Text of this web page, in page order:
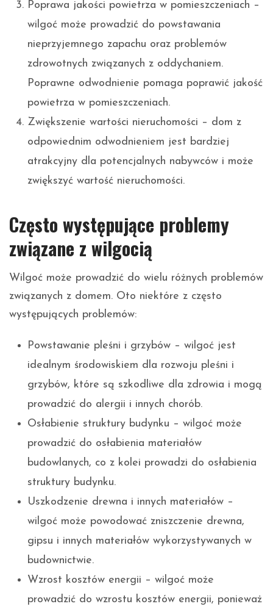
Poprawa jakości powietrza w pomieszczeniach –
wilgoć może prowadzić do powstawania
nieprzyjemnego zapachu oraz problemów
zdrowotnych związanych z oddychaniem.
Poprawne odwodnienie pomaga poprawić jakość
powietrza w pomieszczeniach.
Zwiększenie wartości nieruchomości – dom z
odpowiednim odwodnieniem jest bardziej
atrakcyjny dla potencjalnych nabywców i może
zwiększyć wartość nieruchomości.
Często występujące problemy
związane z wilgocią
Wilgoć może prowadzić do wielu różnych problemów
związanych z domem. Oto niektóre z często
występujących problemów:
Powstawanie pleśni i grzybów – wilgoć jest
idealnym środowiskiem dla rozwoju pleśni i
grzybów, które są szkodliwe dla zdrowia i mogą
prowadzić do alergii i innych chorób.
Osłabienie struktury budynku – wilgoć może
prowadzić do osłabienia materiałów
budowlanych, co z kolei prowadzi do osłabienia
struktury budynku.
Uszkodzenie drewna i innych materiałów –
wilgoć może powodować zniszczenie drewna,
gipsu i innych materiałów wykorzystywanych w
budownictwie.
Wzrost kosztów energii – wilgoć może
prowadzić do wzrostu kosztów energii, ponieważ